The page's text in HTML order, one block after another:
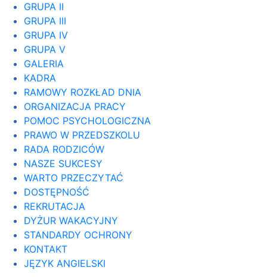
GRUPA II
GRUPA III
GRUPA IV
GRUPA V
GALERIA
KADRA
RAMOWY ROZKŁAD DNIA
ORGANIZACJA PRACY
POMOC PSYCHOLOGICZNA
PRAWO W PRZEDSZKOLU
RADA RODZICÓW
NASZE SUKCESY
WARTO PRZECZYTAĆ
DOSTĘPNOŚĆ
REKRUTACJA
DYŻUR WAKACYJNY
STANDARDY OCHRONY
KONTAKT
JĘZYK ANGIELSKI